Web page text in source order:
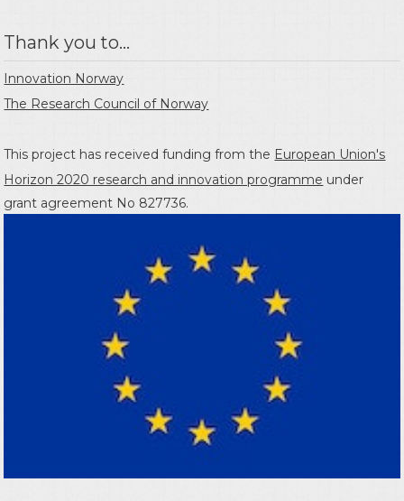
Thank you to...
Innovation Norway
The Research Council of Norway
This project has received funding from the European Union's
Horizon 2020 research and innovation programme under
grant agreement No 827736.